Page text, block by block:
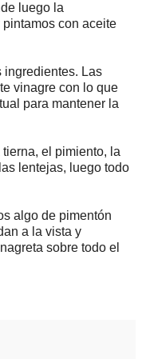
luego la
con aceite
ingredientes. Las
vinagre con lo que
para mantener la
el pimiento, la
lentejas, luego todo
algo de pimentón
a la vista y
sobre todo el